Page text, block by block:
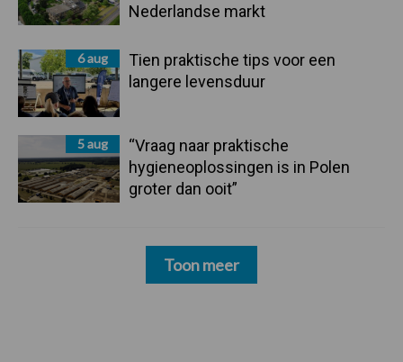
Nederlandse markt
6 aug
Tien praktische tips voor een
langere levensduur
5 aug
“Vraag naar praktische
hygieneoplossingen is in Polen
groter dan ooit”
Toon meer